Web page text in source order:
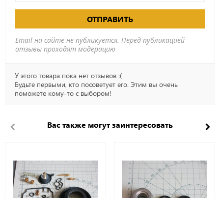
ОТПРАВИТЬ
Email на сайте не публикуется. Перед публикацией
отзывы проходят модерацию
У этого товара пока нет отзывов :(
Будьте первыми, кто посоветует его. Этим вы очень
поможете кому-то с выбором!
Вас также могут заинтересовать